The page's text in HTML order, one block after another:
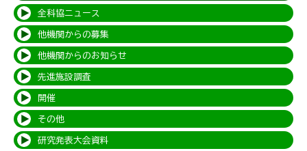
全科協ニュース
他機関からの募集
他機関からのお知らせ
先進施設調査
開催
その他
研究発表大会資料